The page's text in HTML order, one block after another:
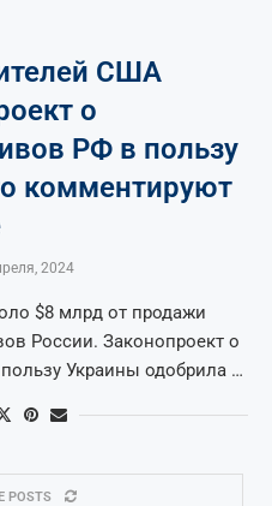
США
о
РФ в пользу
комментируют
2024
$8 млрд от продажи
России. Законопроект о
Украины одобрила …
POSTS